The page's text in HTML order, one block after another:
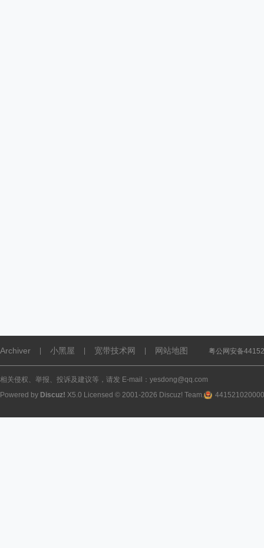
Archiver 小黑屋 宽带技术网 网站地图 粤公网安备
相关侵权、举报、投诉及建议等，请发 E-mail：yesdong@qq.com
Powered by Discuz! X5.0 Licensed © 2001-2026 Discuz! Team.